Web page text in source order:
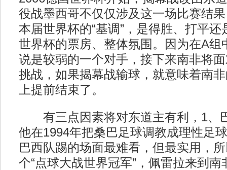
役战墨西哥不仅仅涉及这一场比赛结
本届世界杯的“基调”，是得胜、打平
世界杯的票房、整体氛围。因为在A组
说是较弱的一个对手，接下来南非将
挑战，如果揭幕战输球，就意味着南
上提前结束了。
有三点因素将对东道主有利，1、
他在1994年把桑巴足球调教成理性足
巴西队踢的场面最难看，但最实用，
个“点球大战世界冠军”，佩雷拉来到